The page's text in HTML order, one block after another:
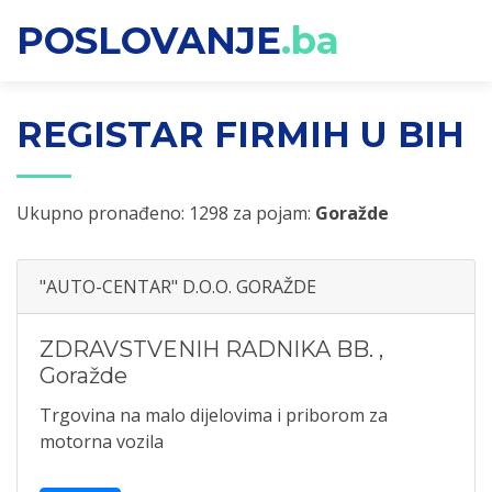
POSLOVANJE.ba
REGISTAR FIRMIH U BIH
Ukupno pronađeno: 1298 za pojam: Goražde
"AUTO-CENTAR" D.O.O. GORAŽDE
ZDRAVSTVENIH RADNIKA BB. ,
Goražde
Trgovina na malo dijelovima i priborom za
motorna vozila